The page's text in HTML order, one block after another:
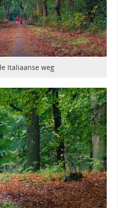
Italiaanse weg